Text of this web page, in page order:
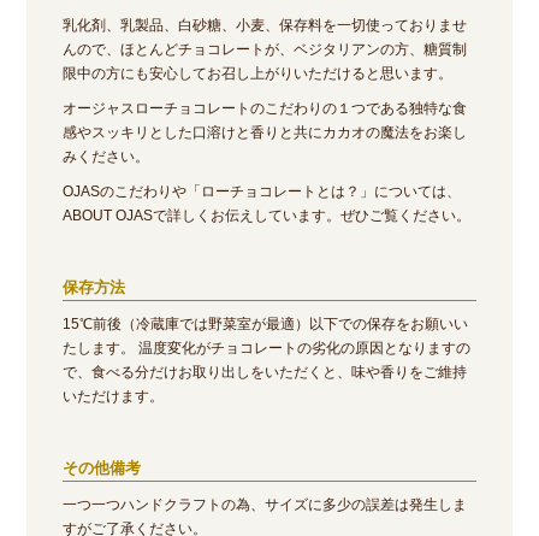
乳化剤、乳製品、白砂糖、小麦、保存料を一切使っておりませ
んので、ほとんどチョコレートが、ベジタリアンの方、糖質制
限中の方にも安心してお召し上がりいただけると思います。
オージャスローチョコレートのこだわりの１つである独特な食
感やスッキリとした口溶けと香りと共にカカオの魔法をお楽し
みください。
OJASのこだわりや「ローチョコレートとは？」については、
ABOUT OJASで詳しくお伝えしています。ぜひご覧ください。
保存方法
15℃前後（冷蔵庫では野菜室が最適）以下での保存をお願いい
たします。 温度変化がチョコレートの劣化の原因となりますの
で、食べる分だけお取り出しをいただくと、味や香りをご維持
いただけます。
その他備考
一つ一つハンドクラフトの為、サイズに多少の誤差は発生しま
すがご了承ください。